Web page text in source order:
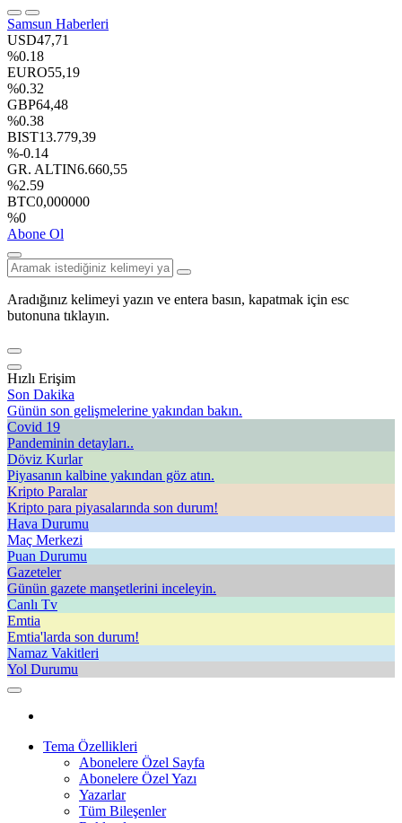
Samsun Haberleri
USD47,71
%0.18
EURO55,19
%0.32
GBP64,48
%0.38
BIST13.779,39
%-0.14
GR. ALTIN6.660,55
%2.59
BTC0,000000
%0
Abone Ol
Aradığınız kelimeyi yazın ve entera basın, kapatmak için esc
butonuna tıklayın.
Hızlı Erişim
Son Dakika
Günün son gelişmelerine yakından bakın.
Covid 19
Pandeminin detayları..
Döviz Kurlar
Piyasanın kalbine yakından göz atın.
Kripto Paralar
Kripto para piyasalarında son durum!
Hava Durumu
Maç Merkezi
Puan Durumu
Gazeteler
Günün gazete manşetlerini inceleyin.
Canlı Tv
Emtia
Emtia'larda son durum!
Namaz Vakitleri
Yol Durumu
Tema Özellikleri
Abonelere Özel Sayfa
Abonelere Özel Yazı
Yazarlar
Tüm Bileşenler